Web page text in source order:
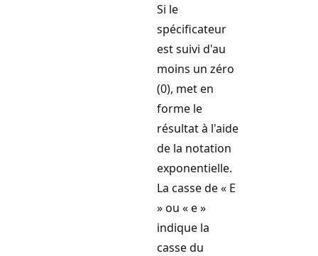
Si le
spécificateur
est suivi d'au
moins un zéro
(0), met en
forme le
résultat à l'aide
de la notation
exponentielle.
La casse de « E
» ou « e »
indique la
casse du